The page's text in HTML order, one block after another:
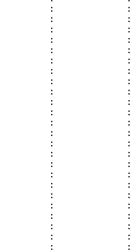
:
:
:
:
:
:
:
:
:
:
:
:
:
:
:
:
:
:
:
:
:
:
:             :
:             :